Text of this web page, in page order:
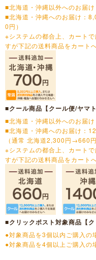
■北海道・沖縄以外へのお届
■北海道・沖縄へのお届け：
0円）
※システムの都合上、カート
すが下記の送料商品をカート
■クール商品【クール便/ヤマト
■北海道・沖縄以外へのお届
■北海道・沖縄へのお届け：
（通常 北海道2,300円→660
※システムの都合上、カート
すが下記の送料商品をカート
■クリックポスト対象商品【ク
●対象商品を3個以内ご購入の
●対象商品を4個以上ご購入の